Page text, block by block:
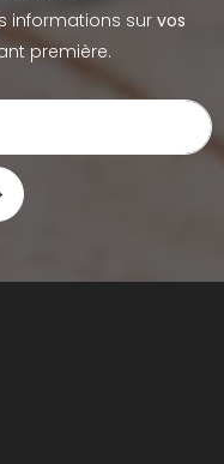
informations sur vos
première.